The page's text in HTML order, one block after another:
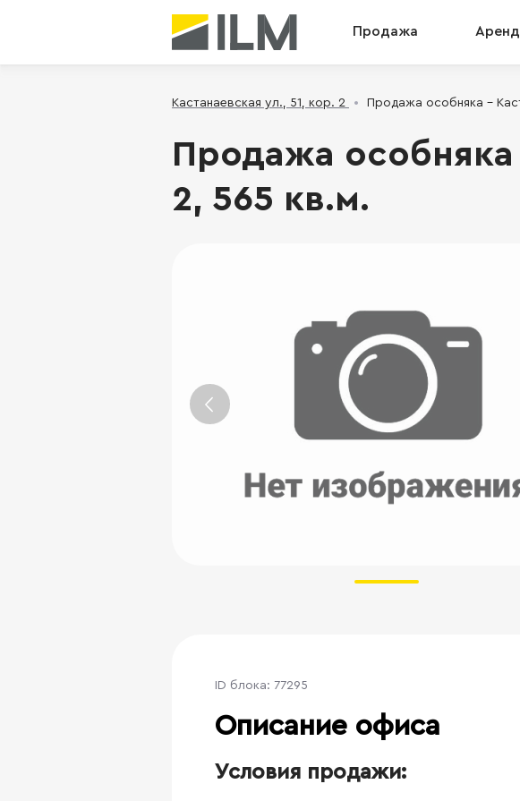
Продажа
Кастанаевская ул., 51, кор. 2 Продажа особняка -
Продажа особняка
2, 565 кв.м.
ID блока: 77295
Описание офиса
Условия продажи: